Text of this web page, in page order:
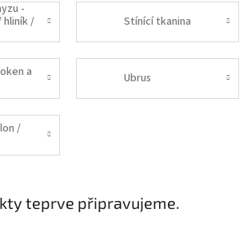
-
hliník /
Stínící tkanina
a
Ubrus
/
teprve připravujeme.